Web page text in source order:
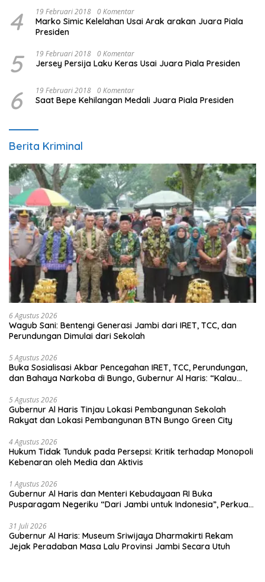
4 19 Februari 2018 0 Komentar
Marko Simic Kelelahan Usai Arak arakan Juara Piala
Presiden
5 19 Februari 2018 0 Komentar
Jersey Persija Laku Keras Usai Juara Piala Presiden
6 19 Februari 2018 0 Komentar
Saat Bepe Kehilangan Medali Juara Piala Presiden
Berita Kriminal
6 Agustus 2026
Wagub Sani: Bentengi Generasi Jambi dari IRET, TCC, dan
Perundungan Dimulai dari Sekolah
5 Agustus 2026
Buka Sosialisasi Akbar Pencegahan IRET, TCC, Perundungan,
dan Bahaya Narkoba di Bungo, Gubernur Al Haris: “Kalau
tangan”
5 Agustus 2026
Gubernur Al Haris Tinjau Lokasi Pembangunan Sekolah
Rakyat dan Lokasi Pembangunan BTN Bungo Green City
4 Agustus 2026
Hukum Tidak Tunduk pada Persepsi: Kritik terhadap Monopoli
Kebenaran oleh Media dan Aktivis
1 Agustus 2026
Gubernur Al Haris dan Menteri Kebudayaan RI Buka
Pusparagam Negeriku “Dari Jambi untuk Indonesia”, Perkuat
31 Juli 2026
Gubernur Al Haris: Museum Sriwijaya Dharmakirti Rekam
Jejak Peradaban Masa Lalu Provinsi Jambi Secara Utuh